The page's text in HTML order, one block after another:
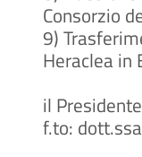
Consorzio
9)
Heraclea in
il
f.to: